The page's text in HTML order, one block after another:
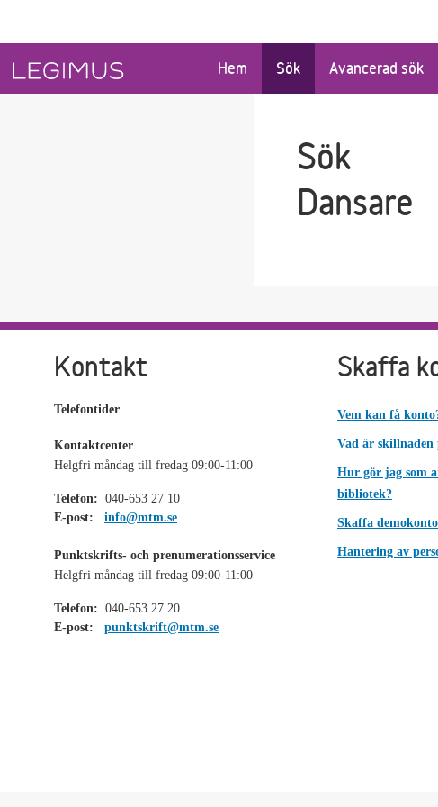
Hem Sök Avancerad sök
Sök
Dansare
Kontakt
Telefontider
Kontaktcenter
Helgfri måndag till fredag 09:00-11:00
Telefon: 040-653 27 10
E-post:
info@mtm.se
Punktskrifts- och prenumerationsservice
Helgfri måndag till fredag 09:00-11:00
Telefon: 040-653 27 20
E-post:
punktskrift@mtm.se
Skaffa
Vem kan få
Vad är skillnaden
Hur gör jag som
bibliotek?
Skaffa demokonto
Hantering av